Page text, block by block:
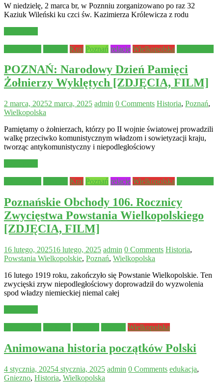
W niedzielę, 2 marca br, w Poznniu zorganizowano po raz 32
Kaziuk Wileński ku czci św. Kazimierza Królewicza z rodu
Kraj Poznań relacje Wielkopolska
POZNAŃ: Narodowy Dzień Pamięci
Żołnierzy Wyklętych [ZDJĘCIA, FILM]
2 marca, 20252 marca, 2025 admin 0 Comments Historia, Poznań,
Wielkopolska
Pamiętamy o żołnierzach, którzy po II wojnie światowej prowadzili
walkę przeciwko komunistycznym władzom i sowietyzacji kraju,
tworząc antykomunistyczny i niepodległościowy
Kraj Poznań relacje Wielkopolska
Poznańskie Obchody 106. Rocznicy
Zwycięstwa Powstania Wielkopolskiego
[ZDJĘCIA, FILM]
16 lutego, 202516 lutego, 2025 admin 0 Comments Historia,
Powstania Wielkopolskie, Poznań, Wielkopolska
16 lutego 1919 roku, zakończyło się Powstanie Wielkopolskie. Ten
zwycięski zryw niepodległościowy doprowadził do wyzwolenia
spod władzy niemieckiej niemal całej
Wielkopolska
Animowana historia początków Polski
4 stycznia, 20254 stycznia, 2025 admin 0 Comments edukacja,
Gniezno, Historia, Wielkopolska